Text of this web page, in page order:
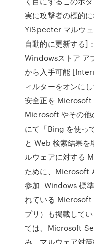
実に攻撃者の標的
YiSpecter マルウ
自動的に更新する]
Windowsストア ア
から入手可能
ィルターをオンに
安全正を
Microsoft やその他
にて「Bing を使っ
と Web 検索結果を
ルウェアに対する
ために、
参加 Windows 標
れている Microsoft
プリ）も掲載して
ては、Microsoft
み、マルウェア対